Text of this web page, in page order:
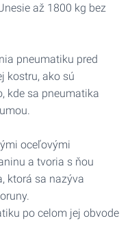
až 1800 kg bez
pneumatiku pred
kostru, ako sú
kde sa pneumatika
oceľovými
a tvoria s ňou
ktorá sa nazýva
po celom jej obvode